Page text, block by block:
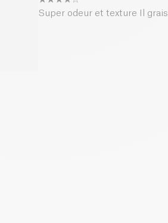
Super odeur et texture Il